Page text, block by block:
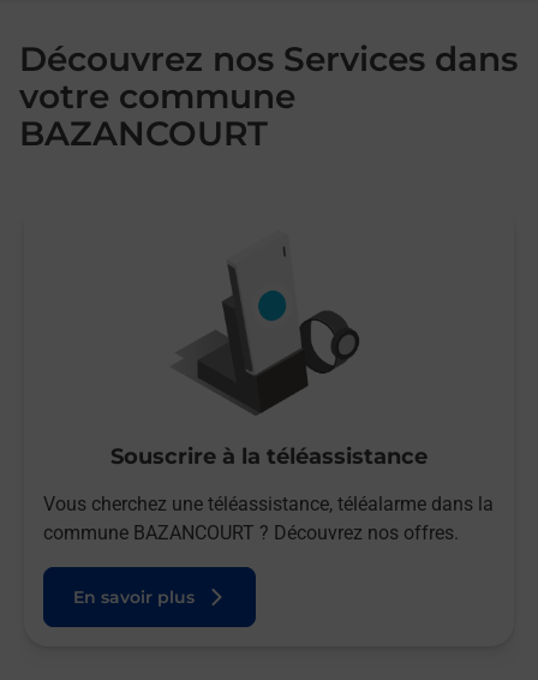
Découvrez nos Services dans
votre commune
BAZANCOURT
Souscrire à la téléassistance
Vous cherchez une téléassistance, téléalarme dans la
commune BAZANCOURT ? Découvrez nos offres.
En savoir plus